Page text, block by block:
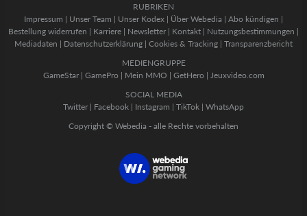
RUBRIKEN
Impressum | Unser Team | Unser Kodex | Über Webedia | Abo kündigen |
Bestellung widerrufen | Karriere | Newsletter | Kontakt | Nutzungsbestimmungen |
Mediadaten | Datenschutzerklärung | Cookies & Tracking | Transparenzbericht
MEDIENGRUPPE
GameStar| GamePro | Mein MMO | GetHero | Jeuxvideo.com
SOCIAL MEDIA
Twitter | Facebook | Instagram | TikTok | WhatsApp
Copyright © Webedia - alle Rechte vorbehalten